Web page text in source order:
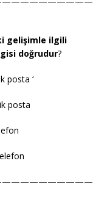
gelişimle ilgili
doğrudur?
posta ‘
posta